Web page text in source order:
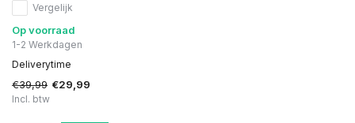
Vergelijk
Op voorraad
1-2 Werkdagen
Deliverytime
€39,99 €29,99
Incl. btw